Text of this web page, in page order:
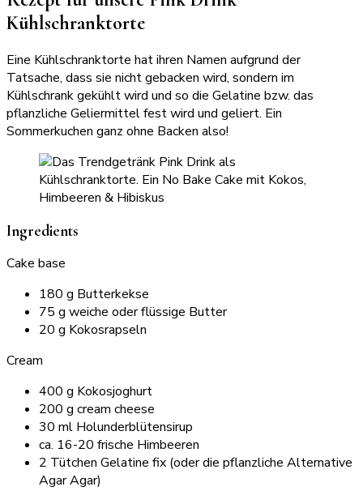
Kühlschranktorte
Eine Kühlschranktorte hat ihren Namen aufgrund der
Tatsache, dass sie nicht gebacken wird, sondern im
Kühlschrank gekühlt wird und so die Gelatine bzw. das
pflanzliche Geliermittel fest wird und geliert. Ein
Sommerkuchen ganz ohne Backen also!
Ingredients
Cake base
180 g Butterkekse
75 g weiche oder flüssige Butter
20 g Kokosrapseln
Cream
400 g Kokosjoghurt
200 g cream cheese
30 ml Holunderblütensirup
ca. 16-20 frische Himbeeren
2 Tütchen Gelatine fix (oder die pflanzliche Alternative
Agar Agar)